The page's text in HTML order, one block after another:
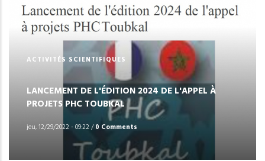
ACTIVITÉS SCIENTIFIQUES
LANCEMENT DE L'ÉDITION 2024 DE L'APPEL À
PROJETS PHC TOUBKAL
jeu, 12/29/2022 - 09:22/0 Comments